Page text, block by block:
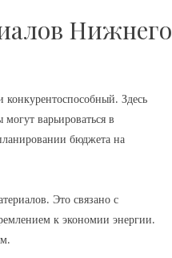
Нижнего
конкурентоспособный. Здесь
варьироваться в
бюджета на
Это связано с
к экономии энергии.